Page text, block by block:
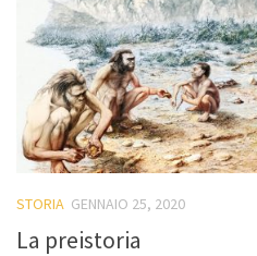
STORIA GENNAIO 25, 2020
La preistoria